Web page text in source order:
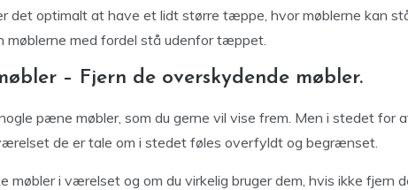
det optimalt at have et lidt større tæppe, hvor møblerne kan
møblerne med fordel stå udenfor tæppet.
– Fjern de overskydende møbler.
pæne møbler, som du gerne vil vise frem. Men i stedet for
de er tale om i stedet føles overfyldt og begrænset.
møbler i værelset og om du virkelig bruger dem, hvis ikke fjern